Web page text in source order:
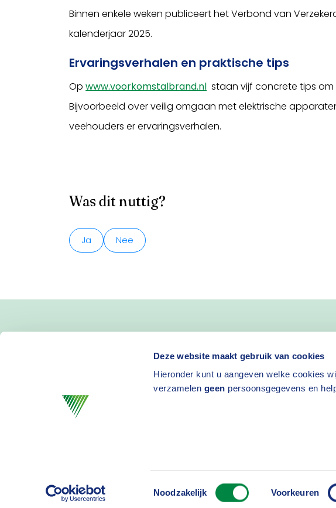
Deze website maakt gebruik van cookies
Hieronder kunt u aangeven welke cookies
verzamelen geen persoonsgegevens en
Toestemmingsselectie
Noodzakelijk Voorkeuren
Binnen enkele weken publiceert het Verbond van
kalenderjaar 2025.
Ervaringsverhalen en praktische tips
Opwww.voorkomstalbrand.nl staan vijf concrete tips om
Bijvoorbeeld over veilig omgaan met elektrische
veehouders er ervaringsverhalen.
Was dit nuttig?
Ja Nee
Blijf op de hoogte van nieuws
en activiteiten
Privacy DisclaimerCookies